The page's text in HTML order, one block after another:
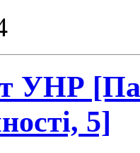
УНР
5]